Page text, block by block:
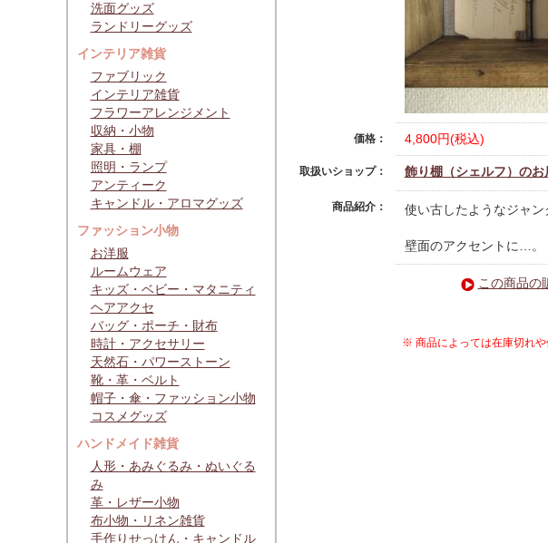
洗面グッズ
ランドリーグッズ
インテリア雑貨
ファブリック
インテリア雑貨
フラワーアレンジメント
収納・小物
家具・棚
照明・ランプ
アンティーク
キャンドル・アロマグッズ
ファッション小物
お洋服
ルームウェア
キッズ・ベビー・マタニティ
ヘアアクセ
バッグ・ポーチ・財布
時計・アクセサリー
天然石・パワーストーン
靴・革・ベルト
帽子・傘・ファッション小物
コスメグッズ
ハンドメイド雑貨
人形・あみぐるみ・ぬいぐる
み
革・レザー小物
布小物・リネン雑貨
手作りせっけん・キャンドル
価格： 4,800円(税込)
取扱いショップ： 飾り棚（シェルフ）のお
商品紹介： 使い古したようなジャン
壁面のアクセントに…。
この商品の
※ 商品によっては在庫切れや